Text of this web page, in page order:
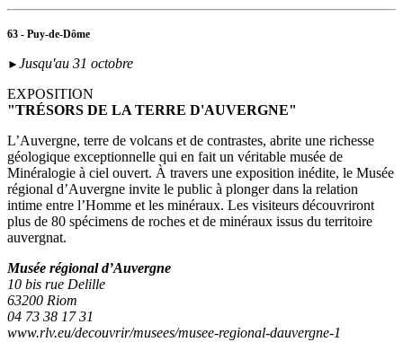
63 - Puy-de-Dôme
► Jusqu'au 31 octobre
EXPOSITION
"TRÉSORS DE LA TERRE D'AUVERGNE"
L’Auvergne, terre de volcans et de contrastes, abrite une richesse
géologique exceptionnelle qui en fait un véritable musée de
Minéralogie à ciel ouvert. À travers une exposition inédite, le Musée
régional d’Auvergne invite le public à plonger dans la relation
intime entre l’Homme et les minéraux. Les visiteurs découvriront
plus de 80 spécimens de roches et de minéraux issus du territoire
auvergnat.
Musée régional d’Auvergne
10 bis rue Delille
63200 Riom
04 73 38 17 31
www.rlv.eu/decouvrir/musees/musee-regional-dauvergne-1